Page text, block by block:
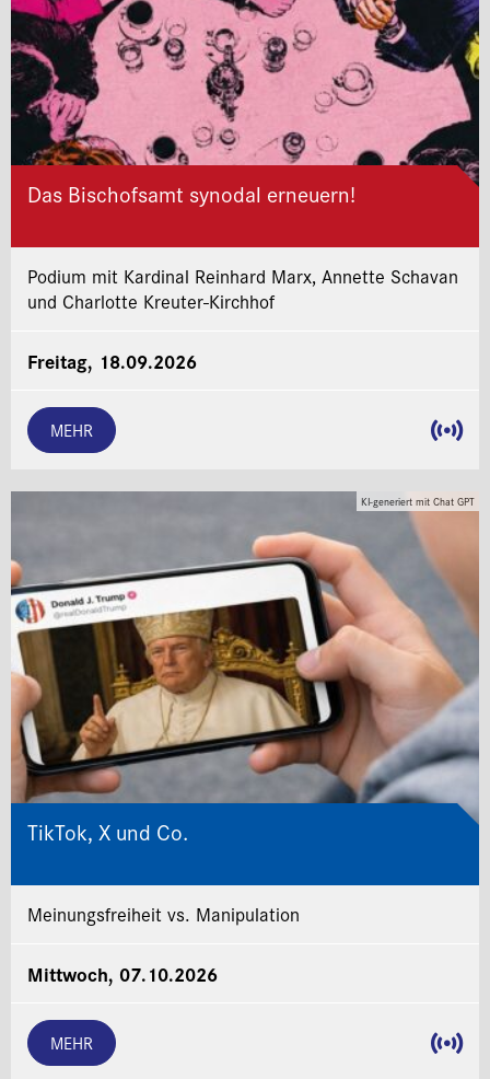
Das Bischofsamt synodal erneuern!
Podium mit Kardinal Reinhard Marx, Annette Schavan
und Charlotte Kreuter-Kirchhof
Freitag, 18.09.2026
MEHR
KI-generiert mit Chat GPT
TikTok, X und Co.
Meinungsfreiheit vs. Manipulation
Mittwoch, 07.10.2026
MEHR